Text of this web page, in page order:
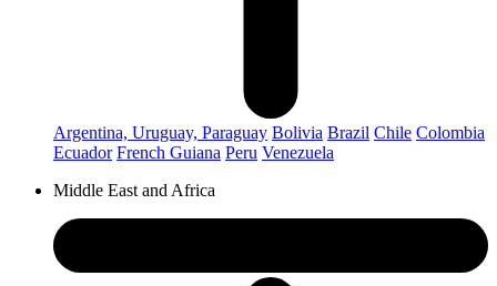
Argentina, Uruguay, Paraguay Bolivia Brazil Chile Colombia
Ecuador French Guiana Peru Venezuela
Middle East and Africa